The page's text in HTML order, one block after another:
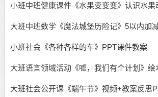
小班社会《各种各样的车》PPT课件教案